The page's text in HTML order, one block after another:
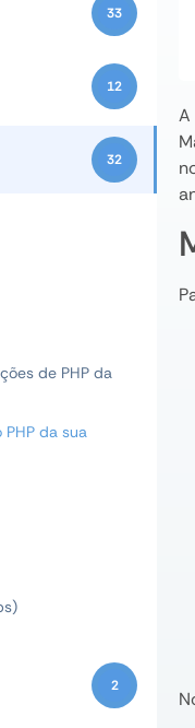
33
12
32
de PHP da
da sua
2
A